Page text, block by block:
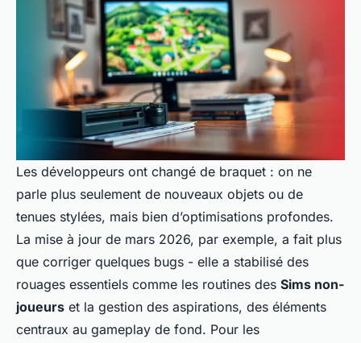
Les développeurs ont changé de braquet : on ne
parle plus seulement de nouveaux objets ou de
tenues stylées, mais bien d’optimisations profondes.
La mise à jour de mars 2026, par exemple, a fait plus
que corriger quelques bugs - elle a stabilisé des
rouages essentiels comme les routines des Sims non-
joueurs et la gestion des aspirations, des éléments
centraux au gameplay de fond. Pour les